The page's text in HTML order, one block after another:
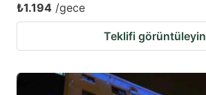
₺1.194 /gece
Teklifi görüntüleyin